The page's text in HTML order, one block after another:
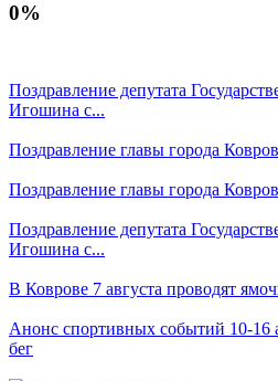
0%
Поздравление депутата
Игошина с...
Поздравление главы города
Поздравление главы города
Поздравление депутата
Игошина с...
В Коврове 7 августа проводят
Анонс спортивных событий 10-16
бег